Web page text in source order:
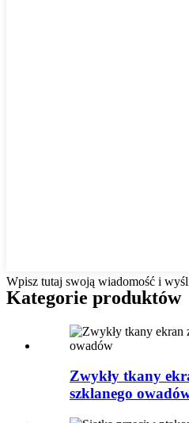
Wpisz tutaj swoją wiadomość i
Kategorie produktów
Zwykły tkany
szklanego